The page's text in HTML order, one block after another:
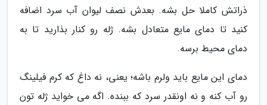
ذراتش کاملا حل بشه. بعدش نصف لیوان آب سرد اضافه
کنید تا دمای مایع متعادل بشه. ژله رو کنار بذارید تا به
دمای محیط برسه.
دمای این مایع باید ولرم باشه؛ یعنی، نه داغ که کرم فیلینگ
رو آب کنه و نه اونقدر سرد که ببنده. اگه می خواید ژله تون